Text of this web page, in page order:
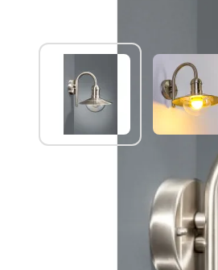
Sie mögen vielleicht auch